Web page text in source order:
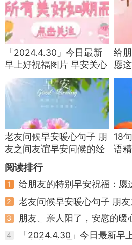
「2024.4.30」今日最新
早上好祝福图片 早安关心
朋友的问候语
给
愿
好
老友问候早安暖心句子 朋
友之间友谊早安问候的经
典句子
18
语
阅读排行
1
给朋友的特别早安祝福：愿
2
老友问候早安暖心句子 朋
3
朋友、亲人阳了，安慰的
4
「2024.4.30」今日最新早